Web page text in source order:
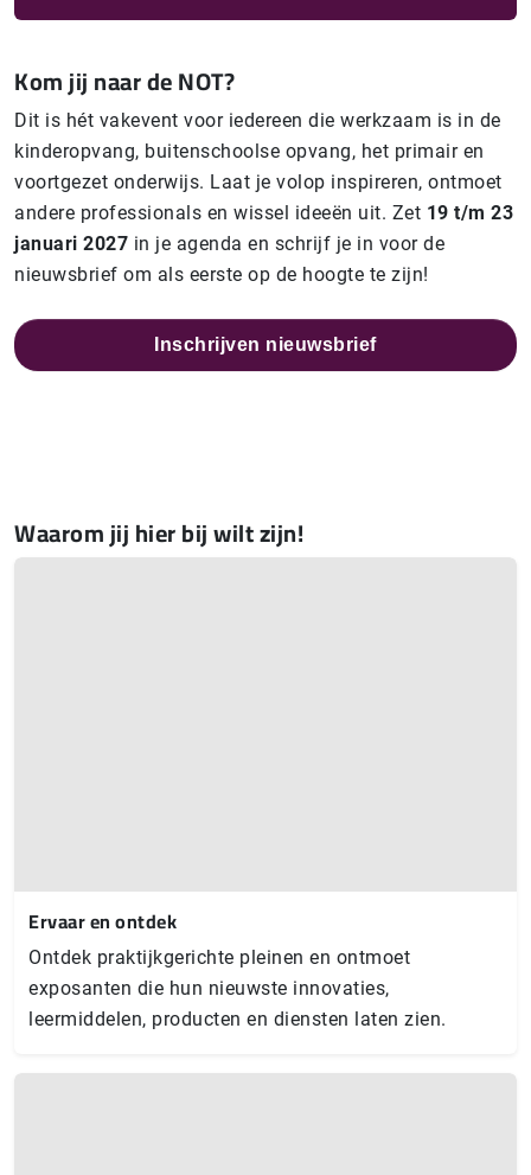
Kom jij naar de NOT?
Dit is hét vakevent voor iedereen die werkzaam is in de
kinderopvang, buitenschoolse opvang, het primair en
voortgezet onderwijs. Laat je volop inspireren, ontmoet
andere professionals en wissel ideeën uit. Zet 19 t/m 23
januari 2027 in je agenda en schrijf je in voor de
nieuwsbrief om als eerste op de hoogte te zijn!
Inschrijven nieuwsbrief
Waarom jij hier bij wilt zijn!
Ervaar en ontdek
Ontdek praktijkgerichte pleinen en ontmoet
exposanten die hun nieuwste innovaties,
leermiddelen, producten en diensten laten zien.